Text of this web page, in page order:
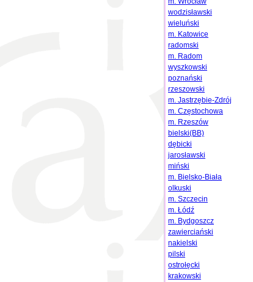
wodzisławski
wieluński
m. Katowice
radomski
m. Radom
wyszkowski
poznański
rzeszowski
m. Jastrzębie-Zdrój
m. Częstochowa
m. Rzeszów
bielski(BB)
dębicki
jarosławski
miński
m. Bielsko-Biała
olkuski
m. Szczecin
m. Łódź
m. Bydgoszcz
zawierciański
nakielski
pilski
ostrołęcki
krakowski